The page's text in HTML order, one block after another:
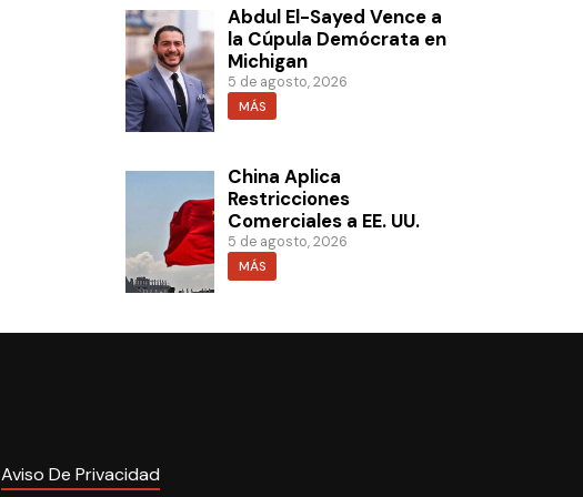
Abdul El-Sayed Vence a
la Cúpula Demócrata en
Michigan
5 de agosto, 2026
MÁS
China Aplica
Restricciones
Comerciales a EE. UU.
5 de agosto, 2026
MÁS
Aviso De Privacidad